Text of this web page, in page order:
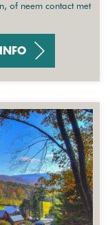
of neem contact met